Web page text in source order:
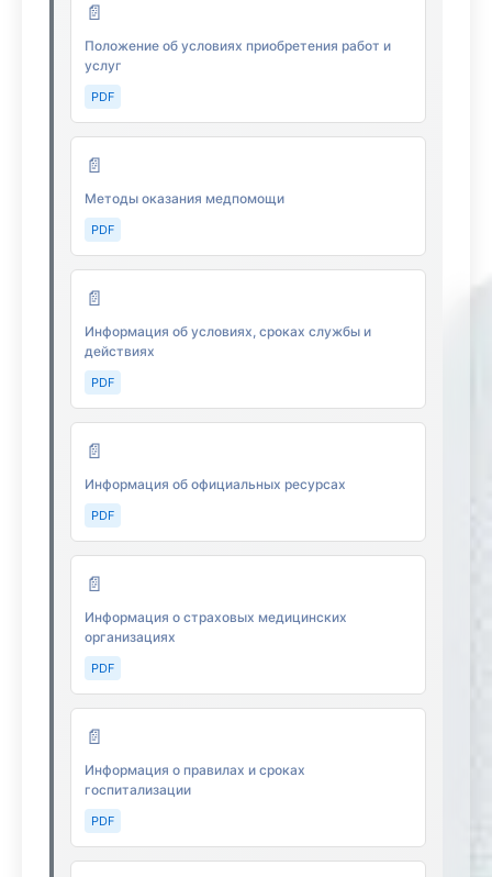
📄
Положение об условиях приобретения работ и
услуг
PDF
📄
Методы оказания медпомощи
PDF
📄
Информация об условиях, сроках службы и
действиях
PDF
📄
Информация об официальных ресурсах
PDF
📄
Информация о страховых медицинских
организациях
PDF
📄
Информация о правилах и сроках
госпитализации
PDF